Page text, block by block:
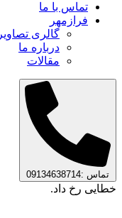
تماس با ما
فرازمهر
گالری تصاویر
درباره ما
مقالات
تماس :09134638714
خطایی رخ داد.